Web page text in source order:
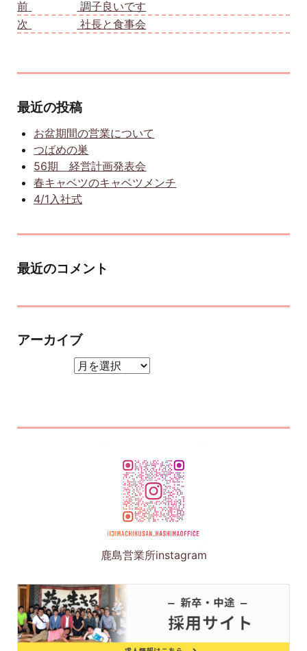
前
調子良いです
次
社長と食事会
最近の投稿
お盆期間の営業について
つばめの巣
56期 経営計画発表会
春キャベツのキャベツメンチ
4/1入社式
最近のコメント
アーカイブ
鹿島営業所instagram